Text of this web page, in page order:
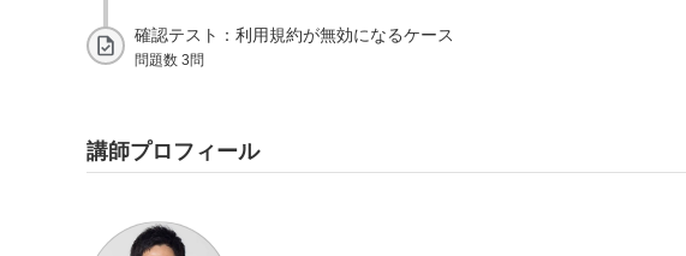
確認テスト：利用規約が無効になるケース
問題数 3問
講師プロフィール